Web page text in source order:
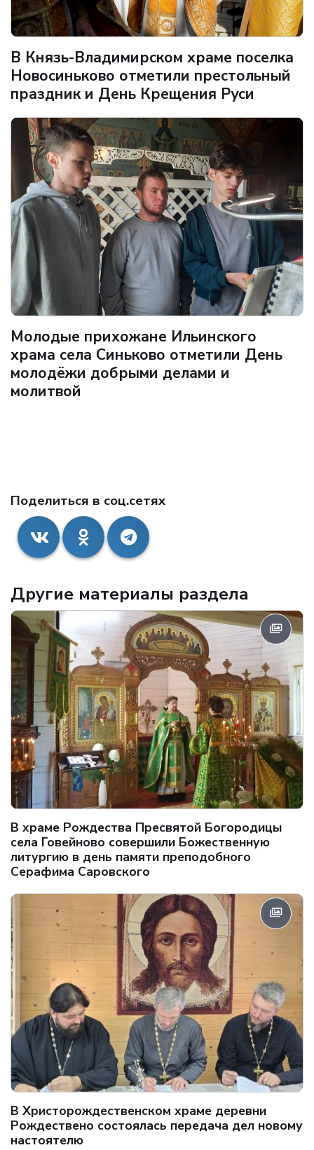
В Князь-Владимирском храме поселка
Новосиньково отметили престольный
праздник и День Крещения Руси
Молодые прихожане Ильинского
храма села Синьково отметили День
молодёжи добрыми делами и
молитвой
Поделиться в соц.сетях
Другие материалы раздела
В храме Рождества Пресвятой Богородицы
села Говейново совершили Божественную
литургию в день памяти преподобного
Серафима Саровского
В Христорождественском храме деревни
Рождествено состоялась передача дел новому
настоятелю